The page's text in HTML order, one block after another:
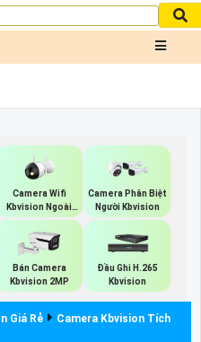
Camera Wifi
Kbvision Ngoài
Trời
Camera Phân Biệt
Người Kbvision
Bán Camera
Kbvision 2MP
Đầu Ghi H.265
Kbvision
Giá Rẻ
Camera Kbvision Tích